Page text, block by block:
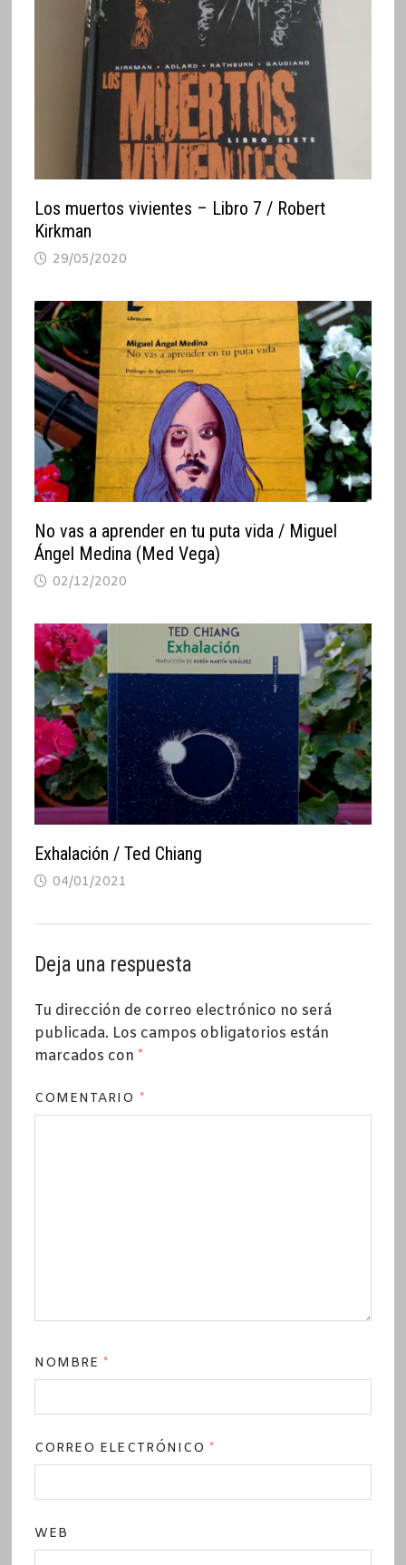
Los muertos vivientes – Libro 7 / Robert
Kirkman
29/05/2020
No vas a aprender en tu puta vida / Miguel
Ángel Medina (Med Vega)
02/12/2020
Exhalación / Ted Chiang
04/01/2021
Deja una respuesta
Tu dirección de correo electrónico no será
publicada. Los campos obligatorios están
marcados con *
COMENTARIO *
NOMBRE*
CORREO ELECTRÓNICO*
WEB